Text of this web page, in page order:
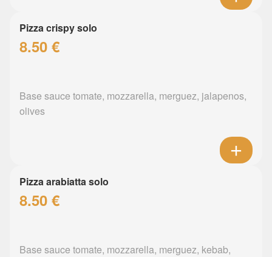
Pizza crispy solo
8.50 €
Base sauce tomate, mozzarella, merguez, jalapenos,
olives
Pizza arabiatta solo
8.50 €
Base sauce tomate, mozzarella, merguez, kebab,